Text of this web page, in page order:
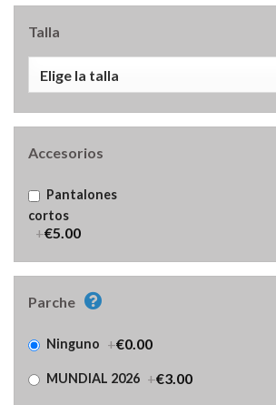
Talla
Accesorios
Pantalones
cortos
+€5.00
Parche
Ninguno +€0.00
MUNDIAL 2026 +€3.00